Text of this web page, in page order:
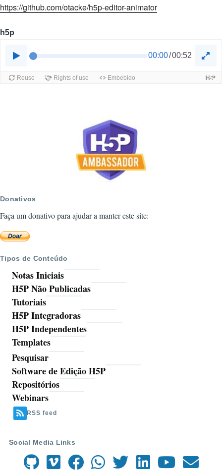
https://github.com/otacke/h5p-editor-animator
h5p
Donativos
Faça um donativo para ajudar a manter este site:
Tipos de Conteúdo
Notas Iniciais
H5P Não Publicadas
Tutoriais
H5P Integradoras
H5P Independentes
Templates
Ferramentas
Pesquisar
Software de Edição H5P
Repositórios
Webinars
RSS feed
Social Media Links